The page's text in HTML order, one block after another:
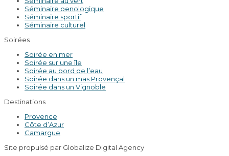
Séminaire oenologique
Séminaire sportif
Séminaire culturel
Soirées
Soirée en mer
Soirée sur une île
Soirée au bord de l’eau
Soirée dans un mas Provençal
Soirée dans un Vignoble
Destinations
Provence
Côte d’Azur
Camargue
Site propulsé par Globalize Digital Agency